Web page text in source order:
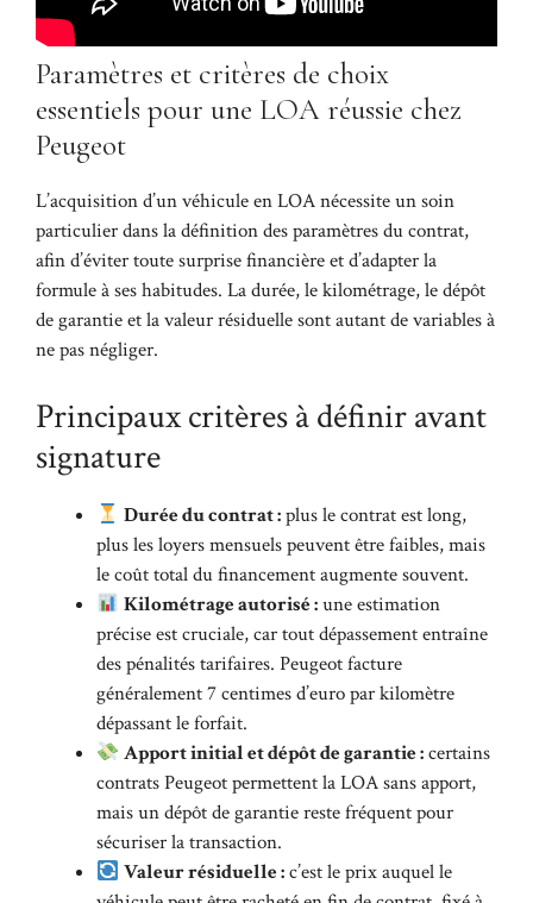
Paramètres et critères de choix
essentiels pour une LOA réussie chez
Peugeot
L’acquisition d’un véhicule en LOA nécessite un soin
particulier dans la définition des paramètres du contrat,
afin d’éviter toute surprise financière et d’adapter la
formule à ses habitudes. La durée, le kilométrage, le dépôt
de garantie et la valeur résiduelle sont autant de variables à
ne pas négliger.
Principaux critères à définir avant
signature
Durée du contrat :plus le contrat est long,
plus les loyers mensuels peuvent être faibles, mais
le coût total du financement augmente souvent.
Kilométrage autorisé :une estimation
précise est cruciale, car tout dépassement entraîne
des pénalités tarifaires. Peugeot facture
généralement 7 centimes d’euro par kilomètre
dépassant le forfait.
Apport initial et dépôt de garantie :certains
contrats Peugeot permettent la LOA sans apport,
mais un dépôt de garantie reste fréquent pour
sécuriser la transaction.
Valeur résiduelle :c’est le prix auquel le